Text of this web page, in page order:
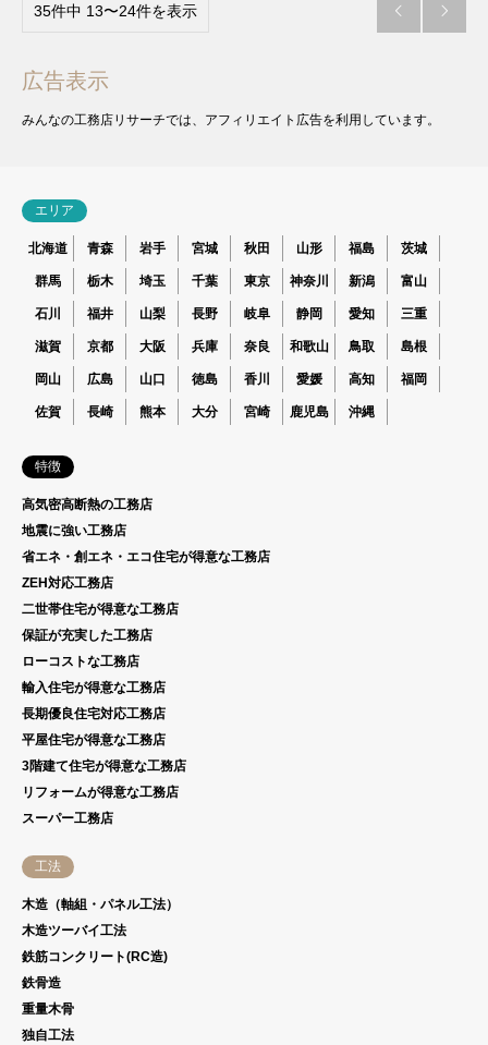
35件中 13〜24件を表示  
広告表示
みんなの工務店リサーチでは、アフィリエイト広告を利用しています。
エリア
北海道 青森 岩手 宮城 秋田 山形 福島 茨城
群馬 栃木 埼玉 千葉 東京 神奈川 新潟 富山
石川 福井 山梨 長野 岐阜 静岡 愛知 三重
滋賀 京都 大阪 兵庫 奈良 和歌山 鳥取 島根
岡山 広島 山口 徳島 香川 愛媛 高知 福岡
佐賀 長崎 熊本 大分 宮崎 鹿児島 沖縄
特徴
高気密高断熱の工務店
地震に強い工務店
省エネ・創エネ・エコ住宅が得意な工務店
ZEH対応工務店
二世帯住宅が得意な工務店
保証が充実した工務店
ローコストな工務店
輸入住宅が得意な工務店
長期優良住宅対応工務店
平屋住宅が得意な工務店
3階建て住宅が得意な工務店
リフォームが得意な工務店
スーパー工務店
工法
木造（軸組・パネル工法）
木造ツーバイ工法
鉄筋コンクリート(RC造)
鉄骨造
重量木骨
独自工法